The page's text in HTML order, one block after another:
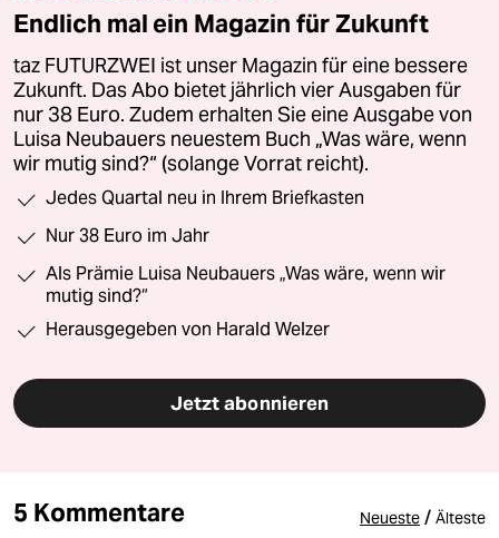
Endlich mal ein Magazin für Zukunft
taz FUTURZWEI ist unser Magazin für eine bessere
Zukunft. Das Abo bietet jährlich vier Ausgaben für
nur 38 Euro. Zudem erhalten Sie eine Ausgabe von
Luisa Neubauers neuestem Buch „Was wäre, wenn
wir mutig sind?“ (solange Vorrat reicht).
Jedes Quartal neu in Ihrem Briefkasten
Nur 38 Euro im Jahr
Als Prämie Luisa Neubauers „Was wäre, wenn wir
mutig sind?“
Herausgegeben von Harald Welzer
Jetzt abonnieren
5 Kommentare Neueste / Älteste